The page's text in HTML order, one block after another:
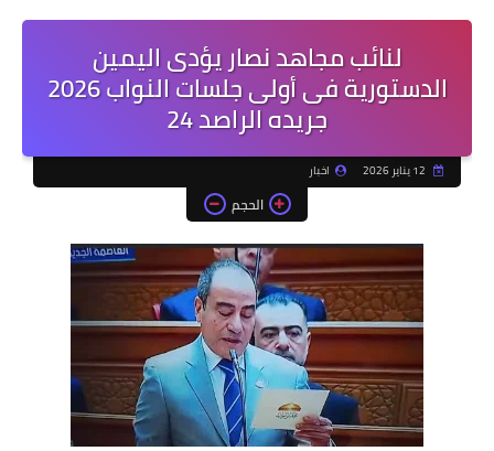
لنائب مجاهد نصار يؤدى اليمين
الدستورية فى أولى جلسات النواب 2026
جريده الراصد 24
اخبار
الحجم